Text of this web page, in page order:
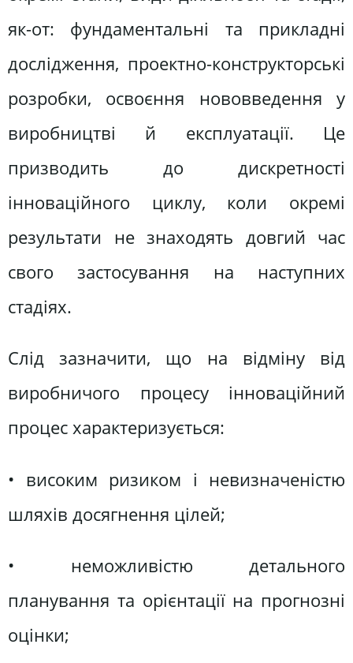
як-от: фундаментальні та прикладні
дослідження, проектно-конструкторські
розробки, освоєння нововведення у
виробництві й експлуатації. Це
призводить до дискретності
інноваційного циклу, коли окремі
результати не знаходять довгий час
свого застосування на наступних
стадіях.
Слід зазначити, що на відміну від
виробничого процесу інноваційний
процес характеризується:
• високим ризиком і невизначеністю
шляхів досягнення цілей;
• неможливістю детального
планування та орієнтації на прогнозні
оцінки;